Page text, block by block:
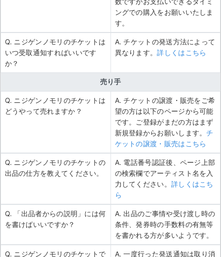
ングでの購入をお願いいたしま
す。
Q. ニジゲンノモリのチケットは
いつ受取通知すればいいです
か？
A. チケットの発送方法によって
異なります。詳しくはこちら
売り手
Q. ニジゲンノモリのチケットは
どうやって売れますか？
A. チケットの譲渡・販売をご希
望の方は以下のページから可能
です。ご登録がまだの方はまず
新規登録からお願いします。チ
ケットの譲渡・販売はこちら
Q. ニジゲンノモリのチケットの
出品の仕方を教えてください。
A. 電話番号認証後、ページ上部
の検索欄でアーティスト名を入
力してください。 詳しくはこち
ら
Q. 「出品者からの説明」には何
を書けばいいですか？
A. 出品のご事情や受け渡し時の
条件、発券時の手数料の有無等
を書かれる方が多いようです。
Q. ニジゲンノモリのチケットで A. 一度行った発送通知は取り消